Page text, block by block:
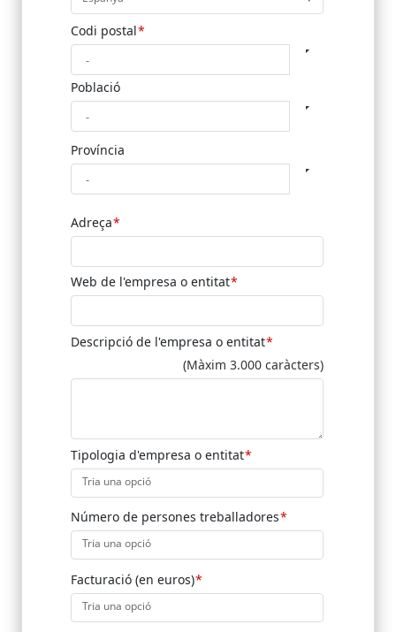
Codi postal
Població
Província
Adreça
Web de l'empresa o entitat
Descripció de l'empresa o entitat
(Màxim 3.000 caràcters)
Tipologia d'empresa o entitat
Tria una opció
Número de persones treballadores
Tria una opció
Facturació (en euros)
Tria una opció